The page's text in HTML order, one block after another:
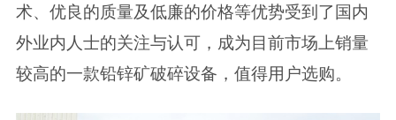
术、优良的质量及低廉的价格等优势受到了国内
外业内人士的关注与认可，成为目前市场上销量
较高的一款铅锌矿破碎设备，值得用户选购。